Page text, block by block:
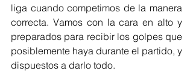
liga cuando competimos de la manera
correcta. Vamos con la cara en alto y
preparados para recibir los golpes que
posiblemente haya durante el partido, y
dispuestos a darlo todo.